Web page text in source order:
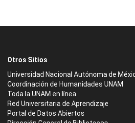
Otros Sitios
Universidad Nacional Autónoma de
Coordinación de Humanidades UNAM
Toda la UNAM en línea
Red Universitaria de Aprendizaje
Portal de Datos Abiertos